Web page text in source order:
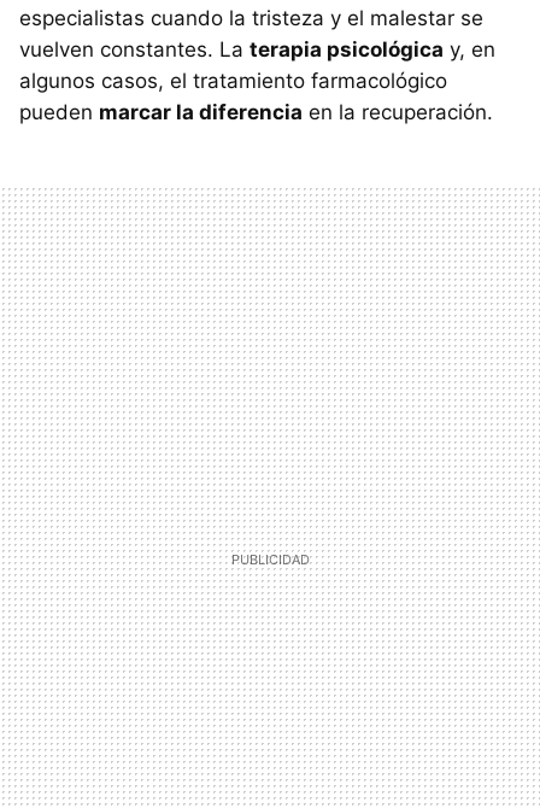
especialistas cuando la tristeza y el malestar se
vuelven constantes. La terapia psicológica y, en
algunos casos, el tratamiento farmacológico
pueden marcar la diferencia en la recuperación.